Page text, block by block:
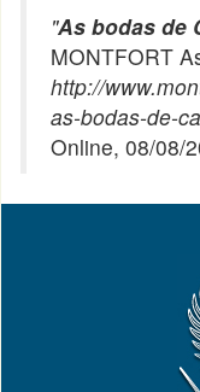
"As bodas de
MONTFORT
http://
as-bodas-de-
Online, 08/08/